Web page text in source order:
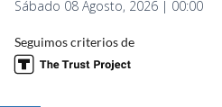
Sábado 08 Agosto, 2026 | 00:00
Seguimos criterios de